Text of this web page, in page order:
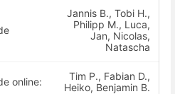
Jannis B., Tobi H.,
Philipp M., Luca,
Jan, Nicolas,
Natascha
online:
Tim P., Fabian D.,
Heiko, Benjamin B.